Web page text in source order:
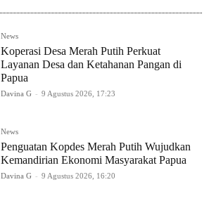
News
Koperasi Desa Merah Putih Perkuat
Layanan Desa dan Ketahanan Pangan di
Papua
Davina G - 9 Agustus 2026, 17:23
News
Penguatan Kopdes Merah Putih Wujudkan
Kemandirian Ekonomi Masyarakat Papua
Davina G - 9 Agustus 2026, 16:20